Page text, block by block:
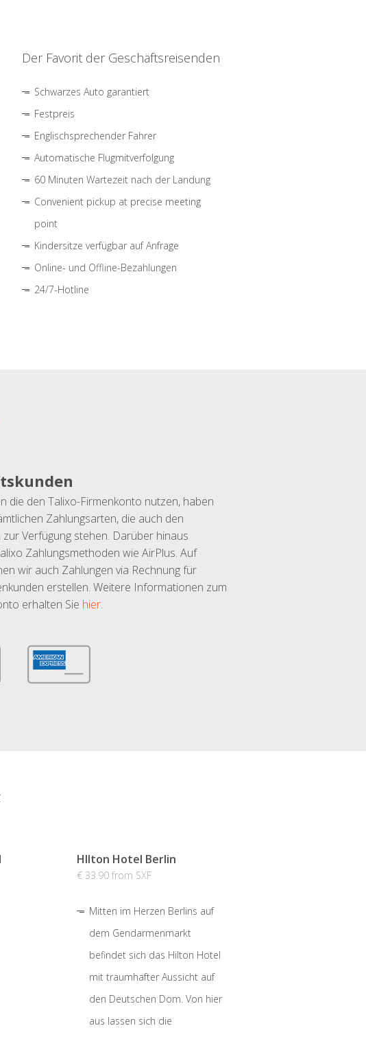
Der Favorit der Geschäftsreisenden
Schwarzes Auto garantiert
Festpreis
Englischsprechender Fahrer
Automatische Flugmitverfolgung
60 Minuten Wartezeit nach der Landung
Convenient pickup at precise meeting
point
Kindersitze verfügbar auf Anfrage
Online- und Offline-Bezahlungen
24/7-Hotline
die den Talixo-Firmenkonto nutzen, haben
Zahlungsarten, die auch den
zur Verfügung stehen. Darüber hinaus
Zahlungsmethoden wie AirPlus. Auf
wir auch Zahlungen via Rechnung für
erstellen. Weitere Informationen zum
erhalten Sie hier.
HIlton Hotel Berlin
€ 33.90 from SXF
Mitten im Herzen Berlins auf
dem Gendarmenmarkt
befindet sich das Hilton Hotel
mit traumhafter Aussicht auf
den Deutschen Dom. Von hier
aus lassen sich die